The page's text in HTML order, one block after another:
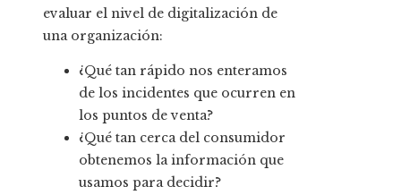
evaluar el nivel de digitalización de
una organización:
¿Qué tan rápido nos enteramos
de los incidentes que ocurren en
los puntos de venta?
¿Qué tan cerca del consumidor
obtenemos la información que
usamos para decidir?